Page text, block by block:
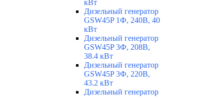
кВт
Дизельный генератор
GSW45P 1Ф, 240В, 40
кВт
Дизельный генератор
GSW45P 3Ф, 208В,
38.4 кВт
Дизельный генератор
GSW45P 3Ф, 220В,
43.2 кВт
Дизельный генератор